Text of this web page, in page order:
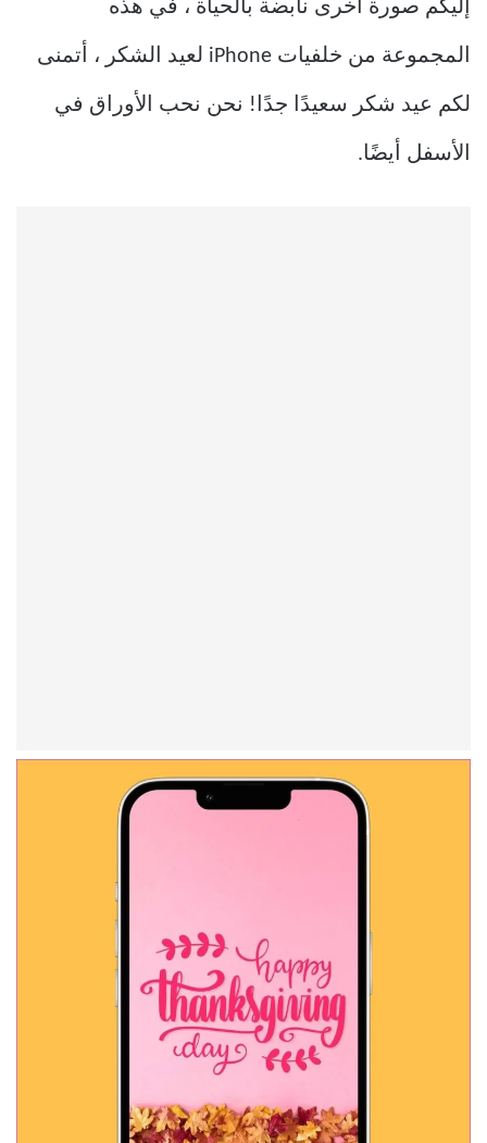
إليكم صورة أخرى نابضة بالحياة ، في هذه
المجموعة من خلفيات iPhone لعيد الشكر ، أتمنى
لكم عيد شكر سعيدًا جدًا! نحن نحب الأوراق في
الأسفل أيضًا.